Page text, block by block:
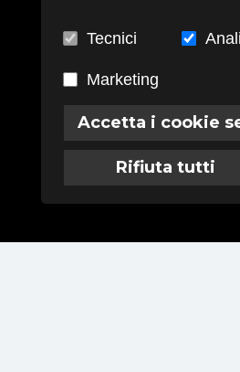
CF:
Termini Privacy
Powered by
Tecnici
Marketing
Accetta i cookie
Rifiuta tutti